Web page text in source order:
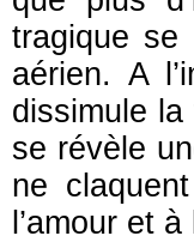
tragique se
aérien. A
dissimule
se révèle
ne
l’amour et